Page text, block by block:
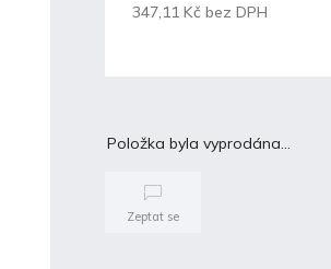
347,11 Kč bez DPH
Položka byla vyprodána…
Zeptat se